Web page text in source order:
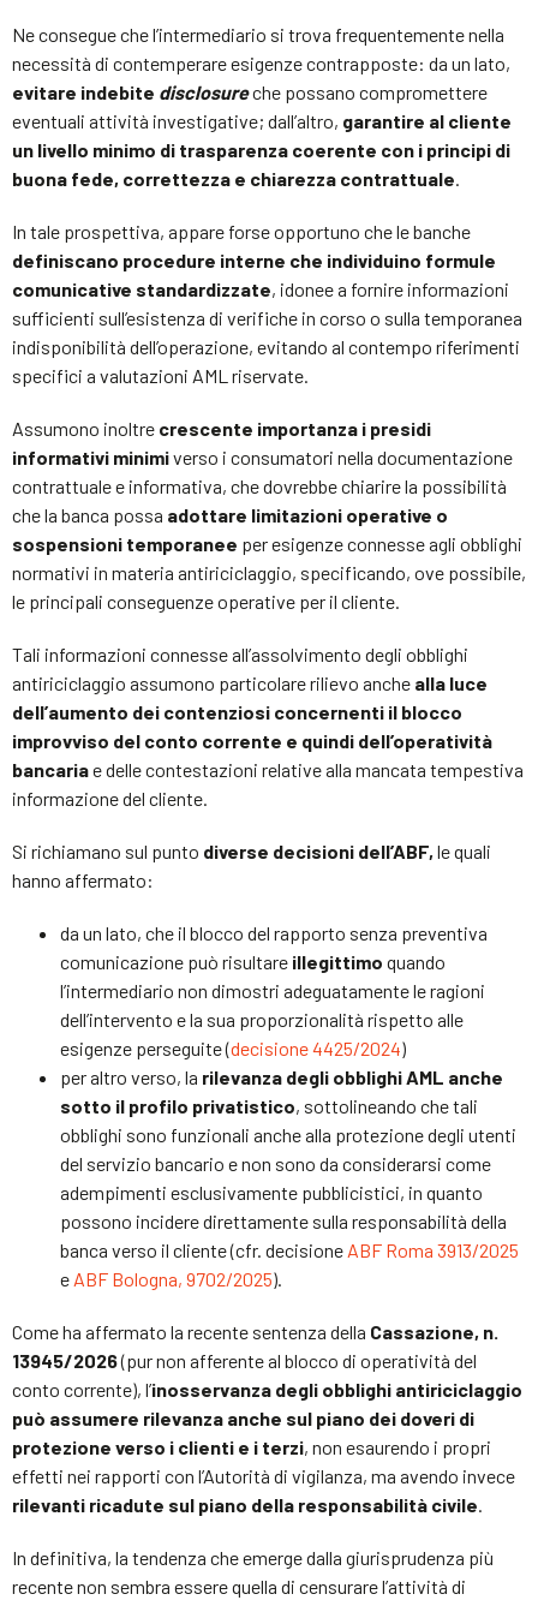
Ne consegue che l’intermediario si trova frequentemente nella
necessità di contemperare esigenze contrapposte: da un lato,
evitare indebite disclosureche possano compromettere
eventuali attività investigative; dall’altro, garantire al cliente
un livello minimo di trasparenza coerente con i principi di
buona fede, correttezza e chiarezza contrattuale.
In tale prospettiva, appare forse opportuno che le banche
definiscano procedure interne che individuino formule
comunicative standardizzate, idonee a fornire informazioni
sufficienti sull’esistenza di verifiche in corso o sulla temporanea
indisponibilità dell’operazione, evitando al contempo riferimenti
specifici a valutazioni AML riservate.
Assumono inoltre crescente importanza i presidi
informativi minimiverso i consumatori nella documentazione
contrattuale e informativa, che dovrebbe chiarire la possibilità
che la banca possa adottare limitazioni operative o
sospensioni temporanee per esigenze connesse agli obblighi
normativi in materia antiriciclaggio, specificando, ove possibile,
le principali conseguenze operative per il cliente.
Tali informazioni connesse all’assolvimento degli obblighi
antiriciclaggio assumono particolare rilievo anche alla luce
dell’aumento dei contenziosi concernenti il blocco
improvviso del conto corrente e quindi dell’operatività
bancariae delle contestazioni relative alla mancata tempestiva
informazione del cliente.
Si richiamano sul punto diverse decisioni dell’ABF, le quali
hanno affermato:
da un lato, che il blocco del rapporto senza preventiva
comunicazione può risultare illegittimo quando
l’intermediario non dimostri adeguatamente le ragioni
dell’intervento e la sua proporzionalità rispetto alle
esigenze perseguite (decisione 4425/2024)
per altro verso, la rilevanza degli obblighi AML anche
sotto il profilo privatistico, sottolineando che tali
obblighi sono funzionali anche alla protezione degli utenti
del servizio bancario e non sono da considerarsi come
adempimenti esclusivamente pubblicistici, in quanto
possono incidere direttamente sulla responsabilità della
banca verso il cliente (cfr. decisione ABF Roma 3913/2025
e ABF Bologna, 9702/2025).
Come ha affermato la recente sentenza della Cassazione, n.
13945/2026(pur non afferente al blocco di operatività del
conto corrente), l’inosservanza degli obblighi antiriciclaggio
può assumere rilevanza anche sul piano dei doveri di
protezione verso i clienti e i terzi, non esaurendo i propri
effetti nei rapporti con l’Autorità di vigilanza, ma avendo invece
rilevanti ricadute sul piano della responsabilità civile.
In definitiva, la tendenza che emerge dalla giurisprudenza più
recente non sembra essere quella di censurare l’attività di